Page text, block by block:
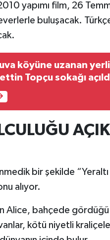
yapımı film, 26
buluşacak.
köyüne uzanan
Topçu sokağı
bir şekilde “Yeraltı
alıyor.
bahçede gördüğü
kötü niyetli